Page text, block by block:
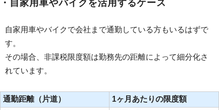
・自家用車やバイクを活用するケース
自家用車やバイクで会社まで通勤している方もいるはずで
す。
その場合、非課税限度額は勤務先の距離によって細分化さ
れています。
通勤距離（片道）
1ヶ月あたりの限度額